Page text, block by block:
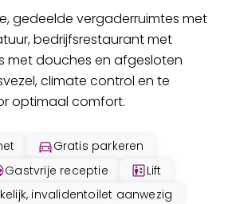
gedeelde vergaderruimtes met
bedrijfsrestaurant met
met douches en afgesloten
climate control en te
optimaal comfort.
Gratis parkeren
Gastvrije receptie
Lift
invalidentoilet aanwezig